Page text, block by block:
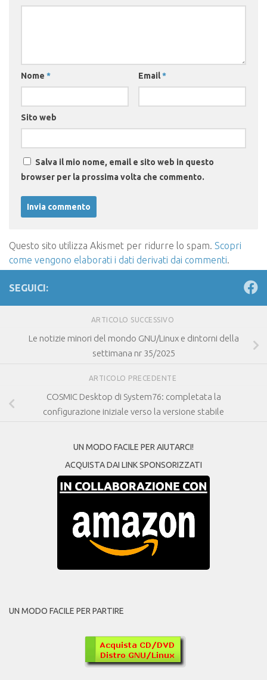
Nome * Email*
Sito web
Salva il mio nome, email e sito web in questo
browser per la prossima volta che commento.
Questo sito utilizza Akismet per ridurre lo spam. Scopri
come vengono elaborati i dati derivati dai commenti.
SEGUICI:
ARTICOLO SUCCESSIVO
Le notizie minori del mondo GNU/Linux e dintorni della
settimana nr 35/2025
ARTICOLO PRECEDENTE
COSMIC Desktop di System76: completata la
configurazione iniziale verso la versione stabile
UN MODO FACILE PER AIUTARCI!
ACQUISTA DAI LINK SPONSORIZZATI
UN MODO FACILE PER PARTIRE